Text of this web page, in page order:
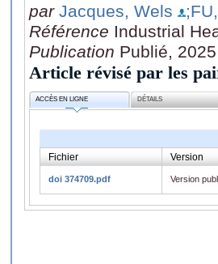
par Jacques, Wels
Référence Industrial
Publication Publié, 2025
Article révisé par les
ACCÈS EN LIGNE DÉTAILS
Fichier Version
doi 374709.pdf Version